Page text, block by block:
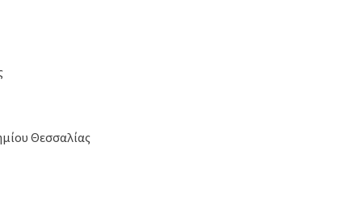
Θεσσαλίας